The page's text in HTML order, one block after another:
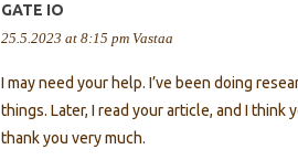
GATE IO
25.5.2023 at 8:15 pm Vastaa
I may need your help. I’ve been doing
things. Later, I read your article, and I think
thank you very much.